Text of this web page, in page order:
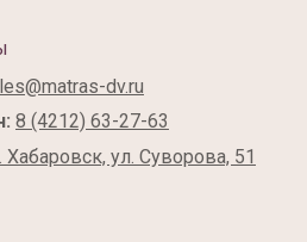
dv.ru
8 (4212) 63-27-63
Хабаровск, ул. Суворова, 51